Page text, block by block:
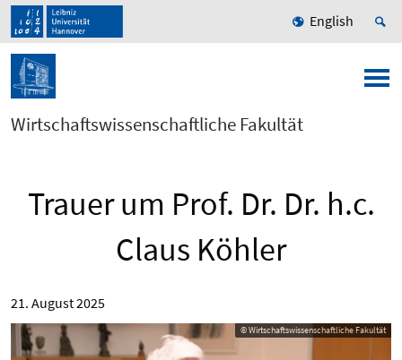
English
Wirtschaftswissenschaftliche Fakultät
Trauer um Prof. Dr. Dr. h.c.
Claus Köhler
21. August 2025
© Wirtschaftswissenschaftliche Fakultät